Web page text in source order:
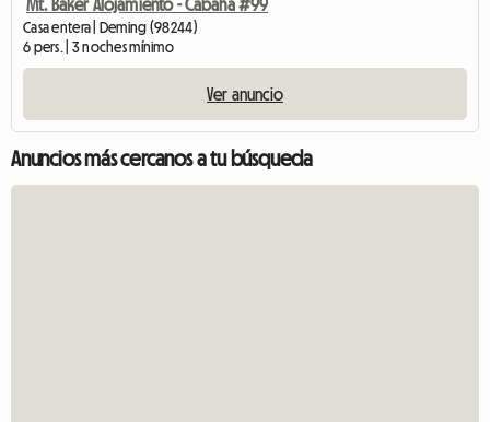
Mt. Baker Alojamiento - Cabaña #99
Casa entera | Deming (98244)
6 pers. | 3 noches mínimo
Ver anuncio
Anuncios más cercanos a tu búsqueda